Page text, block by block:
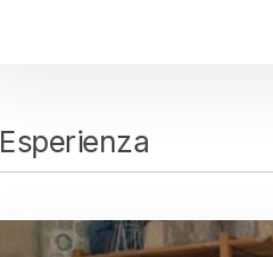
Esperienza